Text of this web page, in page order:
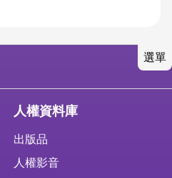
選單
人權資料庫
出版品
人權影音